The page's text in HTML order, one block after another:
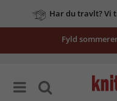
Har du travlt? Vi
Fyld